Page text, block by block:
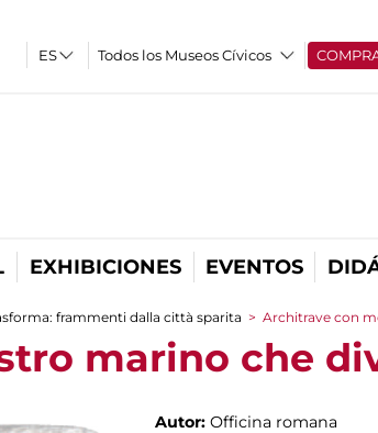
Todos los Museos Cívicos
EXHIBICIONES EVENTOS
frammenti dalla città sparita > Architrave con
marino che
Autor: Officina romana